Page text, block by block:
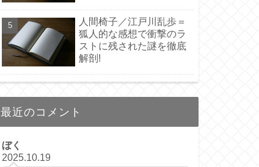
人間椅子／江戸川乱歩＝
狐人的な感想で衝撃のラ
ストに残された謎を徹底
解剖!
最近のコメント
ぼく
2025.10.19